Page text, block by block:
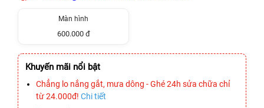
Màn hình
600.000 đ
Khuyến mãi nổi bật
Chẳng lo nắng gắt, mưa dông - Ghé 24h sửa chữa chỉ
từ 24.000đ! Chi tiết